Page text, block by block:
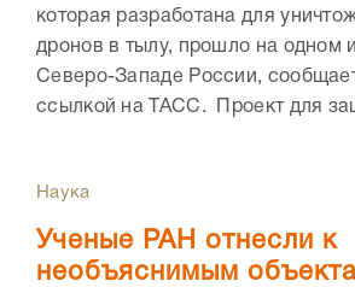
которая разработана для
дронов в тылу, прошло на одном
Северо-Западе России,
ссылкой на ТАСС. Проект для
Наука
Ученые РАН отнесли к
необъяснимым